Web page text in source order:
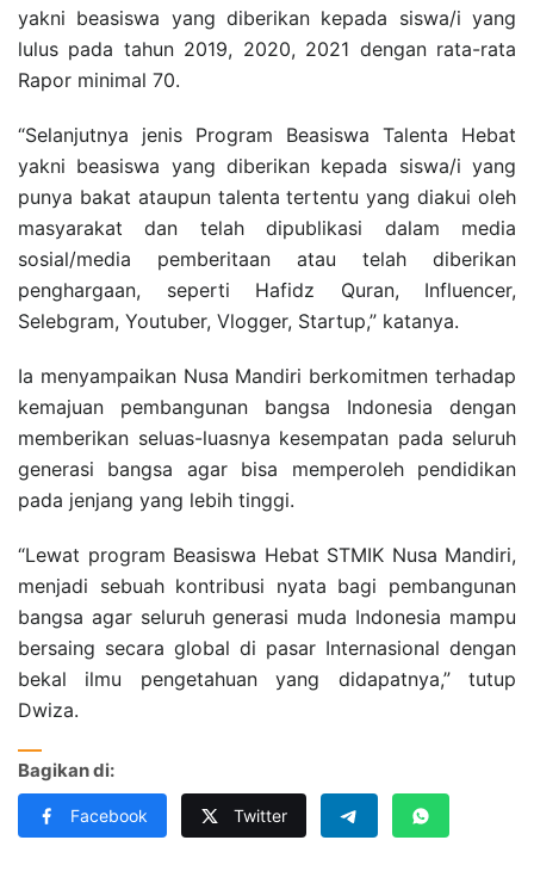
yakni beasiswa yang diberikan kepada siswa/i yang
lulus pada tahun 2019, 2020, 2021 dengan rata-rata
Rapor minimal 70.
“Selanjutnya jenis Program Beasiswa Talenta Hebat
yakni beasiswa yang diberikan kepada siswa/i yang
punya bakat ataupun talenta tertentu yang diakui oleh
masyarakat dan telah dipublikasi dalam media
sosial/media pemberitaan atau telah diberikan
penghargaan, seperti Hafidz Quran, Influencer,
Selebgram, Youtuber, Vlogger, Startup,” katanya.
Ia menyampaikan Nusa Mandiri berkomitmen terhadap
kemajuan pembangunan bangsa Indonesia dengan
memberikan seluas-luasnya kesempatan pada seluruh
generasi bangsa agar bisa memperoleh pendidikan
pada jenjang yang lebih tinggi.
“Lewat program Beasiswa Hebat STMIK Nusa Mandiri,
menjadi sebuah kontribusi nyata bagi pembangunan
bangsa agar seluruh generasi muda Indonesia mampu
bersaing secara global di pasar Internasional dengan
bekal ilmu pengetahuan yang didapatnya,” tutup
Dwiza.
Bagikan di:
Facebook Twitter